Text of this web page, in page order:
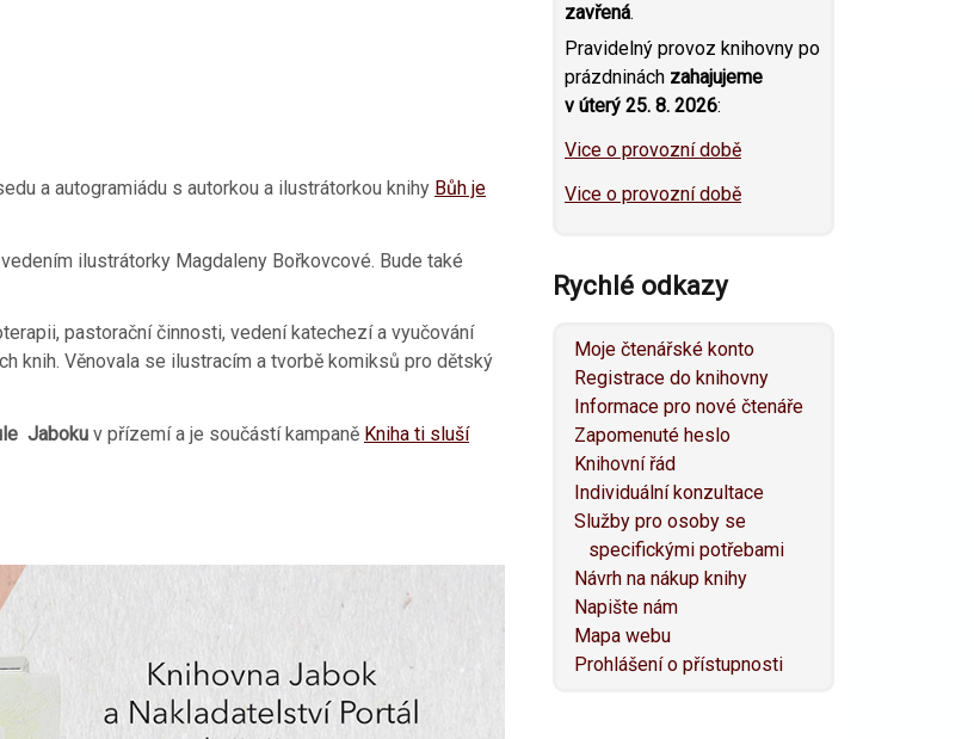
a autogramiádu s autorkou a ilustrátorkou knihy Bůh je
ilustrátorky Magdaleny Bořkovcové. Bude také
pastorační činnosti, vedení katechezí a vyučování
knih. Věnovala se ilustracím a tvorbě komiksů pro dětský
Jaboku v přízemí a je součástí kampaně Kniha ti sluší
zavřená.
Pravidelný provoz knihovny po
prázdninách zahajujeme
v úterý 25. 8. 2026:
Vice o provozní době
Vice o provozní době
Rychlé odkazy
Moje čtenářské konto
Registrace do knihovny
Informace pro nové čtenáře
Zapomenuté heslo
Knihovní řád
Individuální konzultace
Služby pro osoby se
specifickými potřebami
Návrh na nákup knihy
Napište nám
Mapa webu
Prohlášení o přístupnosti